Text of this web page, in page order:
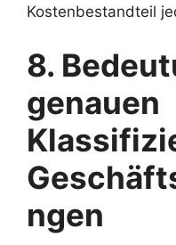
Kostenbestandteil
8.
genauen
ngen